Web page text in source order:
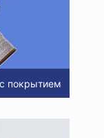
покрытием